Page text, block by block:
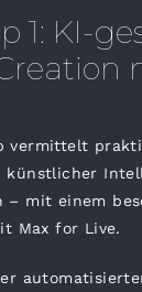
1: KI-
vermittelt
künstlicher
– mit einem
Max for Live.